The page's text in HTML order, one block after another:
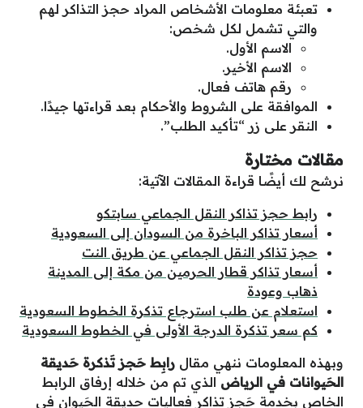
تعبئة معلومات الأشخاص المراد حجز التذاكر لهم
والتي تشمل لكل شخص:
الاسم الأول.
الاسم الأخير.
رقم هاتف فعال.
الموافقة على الشروط والأحكام بعد قراءتها جيدًا.
النقر على زر “تأكيد الطلب”.
مقالات مختارة
نرشح لك أيضًا قراءة المقالات الآتية:
رابط حجز تذاكر النقل الجماعي سابتكو
أسعار تذاكر الباخرة من السودان إلى السعودية
حجز تذاكر النقل الجماعي عن طريق النت
أسعار تذاكر قطار الحرمين من مكة إلى المدينة
ذهاب وعودة
استعلام عن طلب استرجاع تذكرة الخطوط السعودية
كم سعر تذكرة الدرجة الأولى في الخطوط السعودية
وبهذه المعلومات ننهي مقال رابِط حَجز تَذكرة حَديقة
الحَيوانات في الرياض الذي تم من خلاله إرفاق الرابط
الخاص بخدمة حَجز تذاكر فعاليات حديقة الحَيوان في